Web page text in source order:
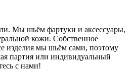
Мы шьём фартуки и аксессуары,
кожи. Собственное
изделия мы шьём сами, поэтому
партия или индивидуальный
с нами!